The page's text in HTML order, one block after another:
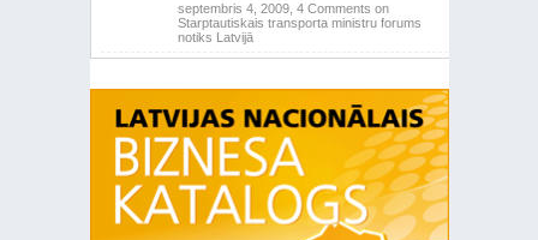
septembris 4, 2009, 4 Comments on
Starptautiskais transporta ministru forums
notiks Latvijā